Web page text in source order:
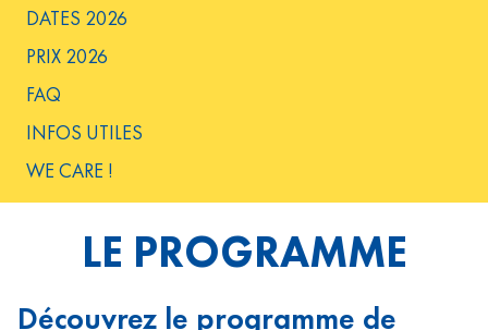
DATES 2026
PRIX 2026
FAQ
INFOS UTILES
WE CARE !
LE PROGRAMME
Découvrez le programme de